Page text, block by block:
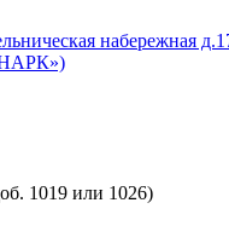
набережная
1019 или 1026)